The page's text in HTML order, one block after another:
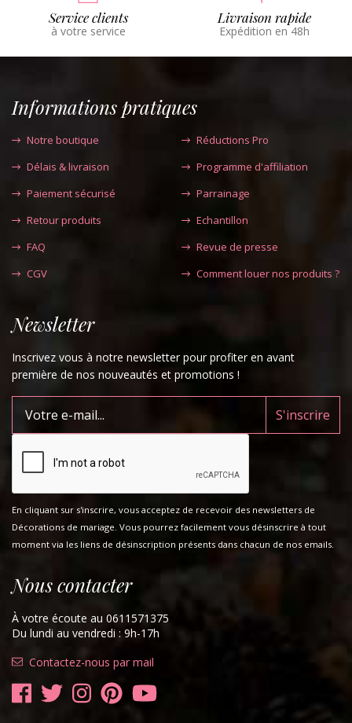
Service clients
à votre service
Livraison rapide
Expédition en 48h
Informations pratiques
Notre boutique
Délais & livraison
Paiement sécurisé
Retour produits
FAQ
CGV
Réductions Pro
Programme d'affiliation
Parrainage
Echantillon
Revue de presse
Comment louer nos produits ?
Newsletter
Inscrivez vous à notre newsletter pour profiter en avant
première de nos nouveautés et promotions !
En cliquant sur s'inscrire, vous acceptez de recevoir des newsletters de
Décorations de mariage. Vous pourrez facilement vous désinscrire à tout
moment via les liens de désinscription présents dans chacun de nos emails.
Nous contacter
À votre écoute au 0611571375
Du lundi au vendredi : 9h-17h
Contactez-nous par mail